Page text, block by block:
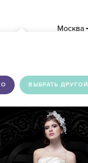
платьев
Москва
ВЫБРАТЬ ДРУГОЙ